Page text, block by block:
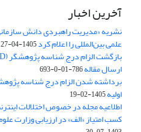
آخرین اخبار
نشریه «مدیریت راهبردی دانش
علمی بین‌المللی را اعلام کرد1405-04-27
ارسال مقاله786-01-0-693
اولیه1405-02-19
اطلاعیه مجله در خصوص اختلالات
کسب امتیاز «الف» در ارزیابی وزارت علوم طی سالهای